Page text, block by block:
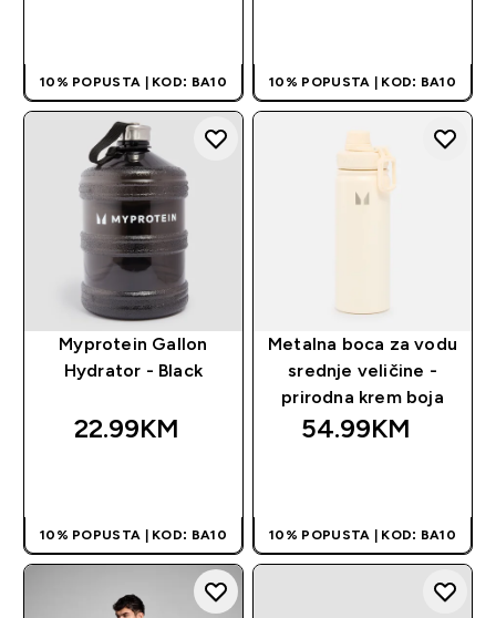
10% POPUSTA | KOD: BA10 10% POPUSTA | KOD: BA10
Myprotein Gallon
Hydrator - Black
22.99KM‎
10% POPUSTA | KOD: BA10
Metalna boca za vodu
srednje veličine -
prirodna krem boja
54.99KM‎
10% POPUSTA | KOD: BA10